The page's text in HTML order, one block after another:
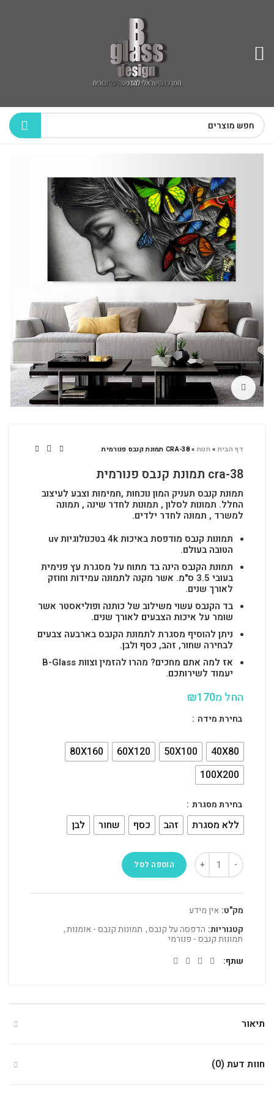
לחץ להגדלה
דף הבית» חנות»CRA-38 תמונת קנבס פנורמית
cra-38 תמונת קנבס פנורמית
תמונת קנבס תעניק המון נוכחות ,חמימות וצבע לעיצוב
החלל. תמונות לסלון , תמונות לחדר שינה , תמונה
למשרד , תמונה לחדר ילדים.
תמונות קנבס מודפסת באיכות 4k בטכנולוגיות uv
הטובה בעולם.
תמונת הקנבס הינה בד מתוח על מסגרת עץ פנימית
בעובי 3.5 ס"מ. אשר מקנה לתמונה עמידות וחוזק
לאורך שנים.
בד הקנבס עשוי משילוב של כותנה ופוליאסטר אשר
שומר על איכות הצבעים לאורך שנים.
ניתן להוסיף מסגרת לתמונת הקנבס בארבעה צבעים
לבחירה שחור, זהב, כסף ולבן.
אז למה אתם מחכים? מהרו להזמין וצוות B-Glass
יעמוד לשירותכם.
החל מ ₪170
בחירת מידה
40X80
50X100
60X120
80X160
100X200
בחירת מסגרת
ללא מסגרת זהב כסף שחור לבן
הוספה לסל
מק"ט: אין מידע
קטגוריות: הדפסה על קנבס, תמונות קנבס - אומנות,
תמונות קנבס - פנורמי
שתף
תיאור
חוות דעת (0)